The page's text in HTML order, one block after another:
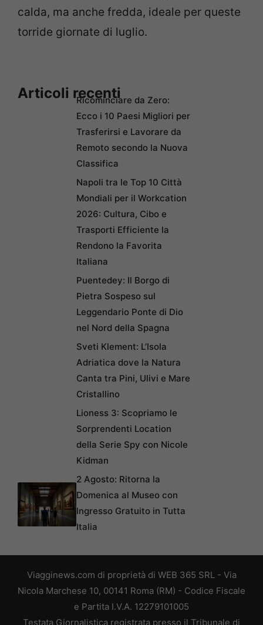
calda, ma anche fredda, ideale per queste
torride giornate di luglio.
Articoli recentiRicominciare da Zero:
Ecco i 10 Paesi Migliori per
Trasferirsi e Lavorare da
Remoto secondo la Nuova
Classifica
Napoli tra le Top 10 Città
Mondiali per il Workcation
2026: Cultura, Cibo e
Trasporti Efficiente la
Rendono la Favorita
Italiana
Puentedey: Il Borgo di
Pietra Sospeso sul
Leggendario Ponte di Dio
nel Nord della Spagna
Sveti Klement: L’Isola
Adriatica dove la Natura
Canta tra Pini, Ulivi e Mare
Cristallino
Lioness 3: Scopriamo le
Sorprendenti Location
della Serie Spy con Nicole
Kidman
2 Agosto: Ritorna la
Domenica al Museo con
Ingresso Gratuito in Tutta
Italia
Viagginews.com di proprietà di WEB 365 SRL - Via
Nicola Marchese 10, 00141 Roma (RM) - Codice Fiscale
e Partita I.V.A. 12279101005
Testata Giornalistica registrata presso il Tribunale di